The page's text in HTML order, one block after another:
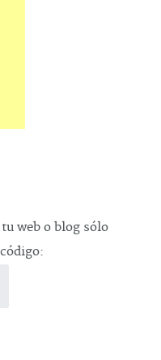
web o blog sólo